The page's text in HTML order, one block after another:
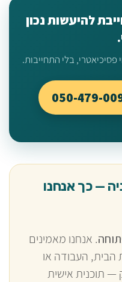
להיעשות נכון
פסיכיאטרי, בלי התחייבות.
— כך אנחנו
. אנחנו מאמינים
הבית, העבודה או
תוכנית אישית